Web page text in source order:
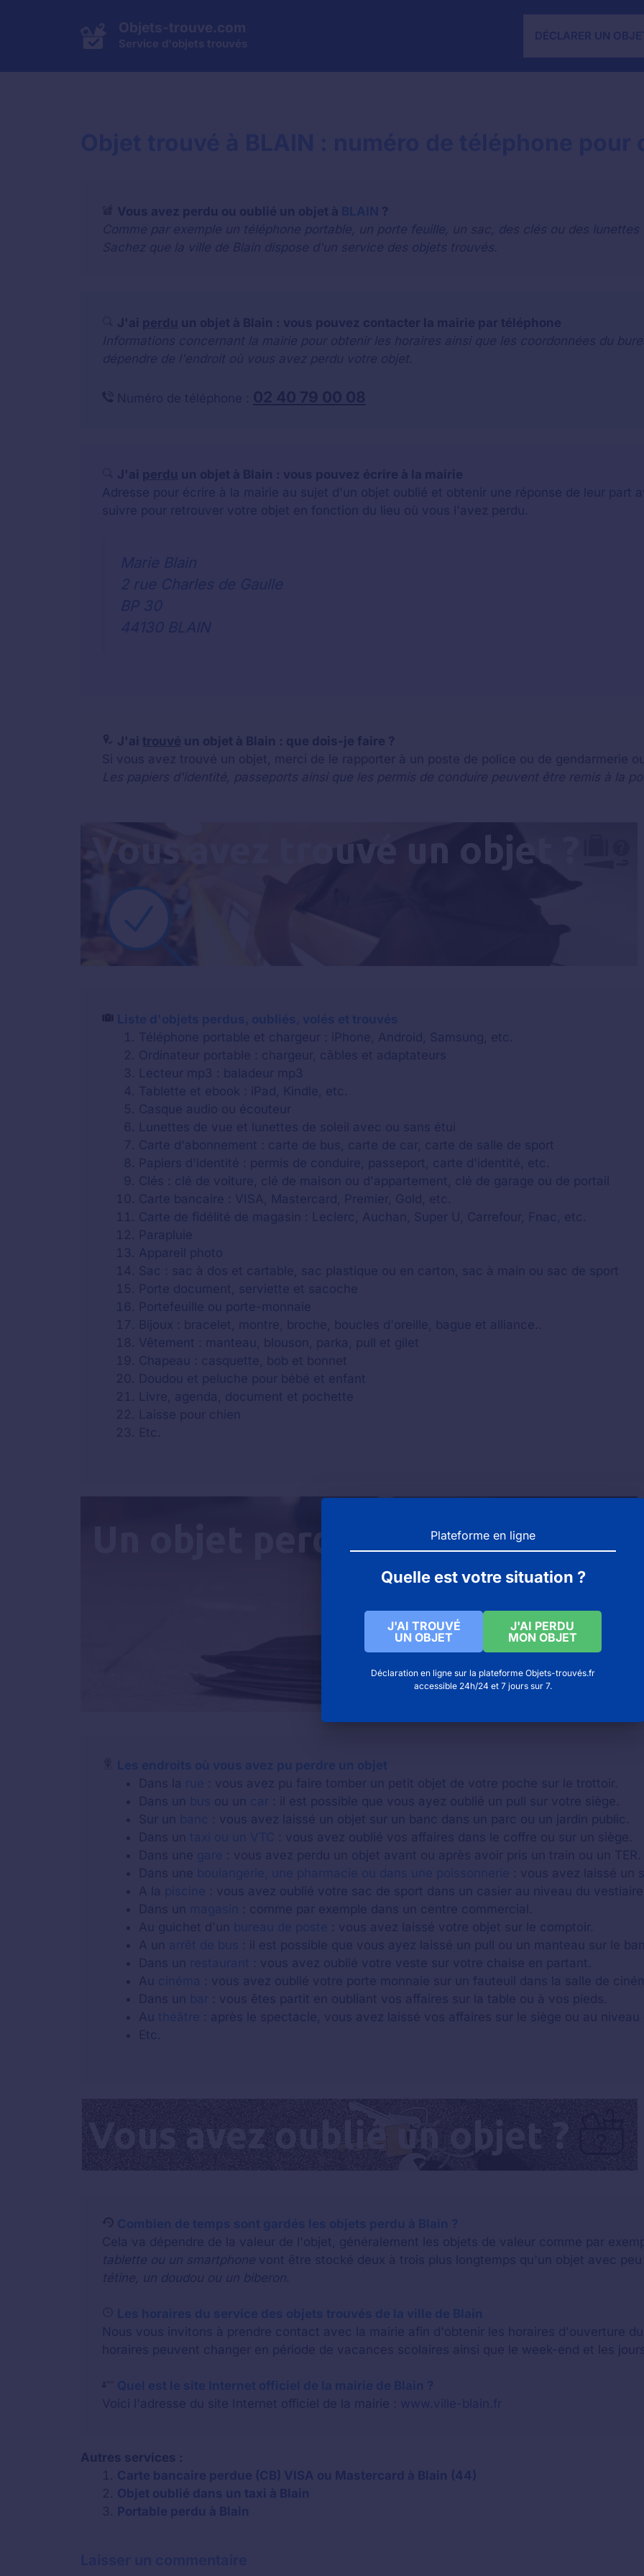
Objets-trouve.com
Service d'objets trouvés
DÉCLARER UN
Vous avez perdu ou oublié un objet à BLAIN ?
Comme par exemple un téléphone portable, un porte feuille, un sac, des clés ou des lunettes
Sachez que la ville de Blain dispose d'un service des objets trouvés.
J'ai trouvé un objet à Blain : que dois-je faire ?
Si vous avez trouvé un objet, merci de le rapporter à un poste de police ou de gendarmerie
Les papiers d'identité, passeports ainsi que les permis de conduire peuvent être remis à la
Liste d'objets perdus, oubliés, volés et trouvés
Téléphone portable et chargeur : iPhone, Android, Samsung, etc.
Ordinateur portable : chargeur, câbles et adaptateurs
Lecteur mp3 : baladeur mp3
Tablette et ebook : iPad, Kindle, etc.
Casque audio ou écouteur
Lunettes de vue et lunettes de soleil avec ou sans étui
Carte d'abonnement : carte de bus, carte de car, carte de salle de sport
Papiers d'identité : permis de conduire, passeport, carte d'identité, etc.
Clés : clé de voiture, clé de maison ou d'appartement, clé de garage ou de portail
Carte bancaire : VISA, Mastercard, Premier, Gold, etc.
Carte de fidélité de magasin : Leclerc, Auchan, Super U, Carrefour, Fnac, etc.
Parapluie
Appareil photo
Sac : sac à dos et cartable, sac plastique ou en carton, sac à main ou sac de sport
Porte document, serviette et sacoche
Portefeuille ou porte-monnaie
Bijoux : bracelet, montre, broche, boucles d'oreille, bague et alliance..
Vêtement : manteau, blouson, parka, pull et gilet
Chapeau : casquette, bob et bonnet
Doudou et peluche pour bébé et enfant
Livre, agenda, document et pochette
Laisse pour chien
Etc.
Les endroits où vous avez pu perdre un objet
Dans la rue : vous avez pu faire tomber un petit objet de votre poche sur le trottoir.
Dans un bus ou un car : il est possible que vous ayez oublié un pull sur votre siège.
Sur un banc : vous avez laissé un objet sur un banc dans un parc ou un jardin public.
Dans un taxi ou un VTC : vous avez oublié vos affaires dans le coffre ou sur un siège.
Dans une gare : vous avez perdu un objet avant ou après avoir pris un train ou un TER.
Dans une boulangerie, une pharmacie ou dans une poissonnerie : vous avez laissé un
A la piscine : vous avez oublié votre sac de sport dans un casier au niveau du
Dans un magasin : comme par exemple dans un centre commercial.
Au guichet d'un bureau de poste : vous avez laissé votre objet sur le comptoir.
A un arrêt de bus : il est possible que vous ayez laissé un pull ou un manteau sur le
Dans un restaurant : vous avez oublié votre veste sur votre chaise en partant.
Au cinéma : vous avez oublié votre porte monnaie sur un fauteuil dans la salle de
Dans un bar : vous êtes partit en oubliant vos affaires sur la table ou à vos pieds.
Au théâtre : après le spectacle, vous avez laissé vos affaires sur le siège ou au niveau
Etc.
Combien de temps sont gardés les objets perdu à Blain ?
Cela va dépendre de la valeur de l'objet, généralement les objets de valeur comme par
tablette ou un smartphone vont être stocké deux à trois plus longtemps qu'un objet avec
tétine, un doudou ou un biberon.
Les horaires du service des objets trouvés de la ville de Blain
Nous vous invitons à prendre contact avec la mairie afin d'obtenir les horaires d'ouverture
horaires peuvent changer en période de vacances scolaires ainsi que le week-end et les
Quel est le site Internet officiel de la mairie de Blain ?
Voici l'adresse du site Internet officiel de la mairie : www.ville-blain.fr
Autres services :
Carte bancaire perdue (CB) VISA ou Mastercard à Blain (44)
Objet oublié dans un taxi à Blain
Portable perdu à Blain
Plateforme en ligne
Quelle est votre situation ?
J'AI TROUVÉ
UN OBJET
J'AI PERDU
MON OBJET
Déclaration en ligne sur la plateforme Objets-trouvés.fr
accessible 24h/24 et 7 jours sur 7.